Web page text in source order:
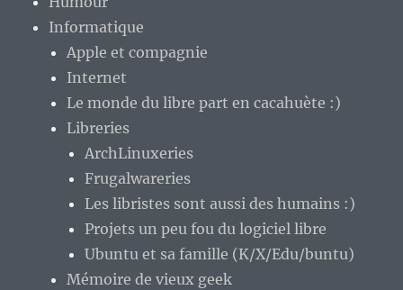
Informatique
Apple et compagnie
Internet
Le monde du libre part en cacahuète :)
Libreries
ArchLinuxeries
Frugalwareries
Les libristes sont aussi des humains :)
Projets un peu fou du logiciel libre
Ubuntu et sa famille (K/X/Edu/buntu)
Mémoire de vieux geek